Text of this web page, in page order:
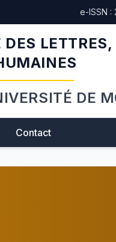
e-ISSN
DE
Contact